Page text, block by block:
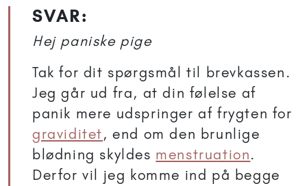
SVAR:
Hej paniske pige
Tak for dit spørgsmål til brevkassen.
Jeg går ud fra, at din følelse af
panik mere udspringer af frygten for
graviditet, end om den brunlige
blødning skyldes menstruation.
Derfor vil jeg komme ind på begge